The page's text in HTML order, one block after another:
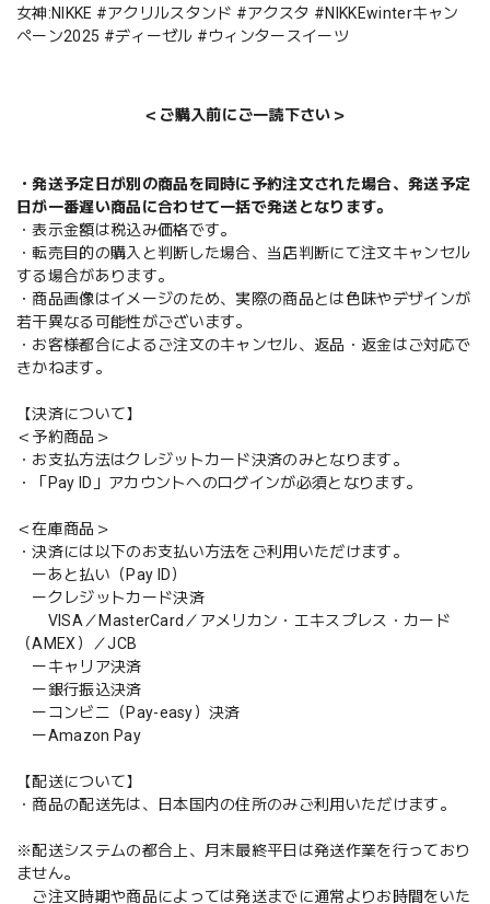
女神:NIKKE #アクリルスタンド #アクスタ #NIKKEwinterキャン
ペーン2025 #ディーゼル #ウィンタースイーツ
＜ご購入前にご一読下さい＞
・発送予定日が別の商品を同時に予約注文された場合、発送予定
日が一番遅い商品に合わせて一括で発送となります。
・表示金額は税込み価格です。
・転売目的の購入と判断した場合、当店判断にて注文キャンセル
する場合があります。
・商品画像はイメージのため、実際の商品とは色味やデザインが
若干異なる可能性がございます。
・お客様都合によるご注文のキャンセル、返品・返金はご対応で
きかねます。
【決済について】
＜予約商品＞
・お支払方法はクレジットカード決済のみとなります。
・「Pay ID」アカウントへのログインが必須となります。
＜在庫商品＞
・決済には以下のお支払い方法をご利用いただけます。
ーあと払い（Pay ID）
ークレジットカード決済
VISA／MasterCard／アメリカン・エキスプレス・カード
（AMEX）／JCB
ーキャリア決済
ー銀行振込決済
ーコンビニ（Pay-easy）決済
ーAmazon Pay
【配送について】
・商品の配送先は、日本国内の住所のみご利用いただけます。
※配送システムの都合上、月末最終平日は発送作業を行っており
ません。
ご注文時期や商品によっては発送までに通常よりお時間をいた